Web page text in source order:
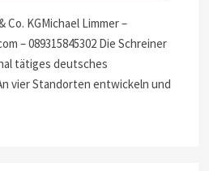
Co. KGMichael Limmer –
– 089315845302 Die Schreiner
tätiges deutsches
vier Standorten entwickeln und